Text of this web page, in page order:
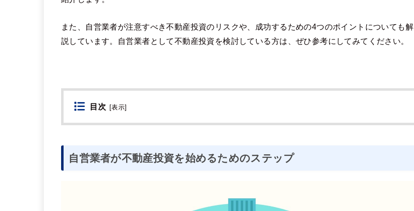
また、自営業者が注意すべき不動産投資のリスクや、成功するための4つのポイントについても解
説しています。自営業者として不動産投資を検討している方は、ぜひ参考にしてみてください。
目次 [表示
自営業者が不動産投資を始めるためのステップ